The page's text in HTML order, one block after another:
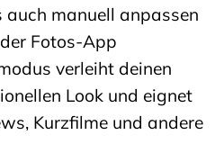
auch manuell anpassen
Fotos-App
verleiht deinen
Look und eignet
Kurzfilme und andere